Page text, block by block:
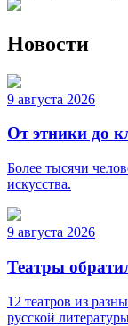
Новости
9 августа 2026
От этники до
Более тысячи
искусства.
9 августа 2026
Театры
12 театров из
русской